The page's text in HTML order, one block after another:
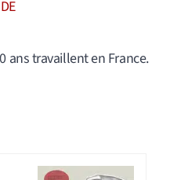
ans travaillent en France.